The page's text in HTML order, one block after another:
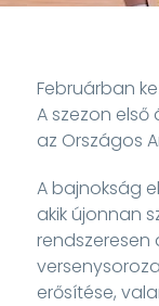
Februárban
A szezon
az Országos
A bajnokság
akik újonnan
rendszeresen
erősítése,